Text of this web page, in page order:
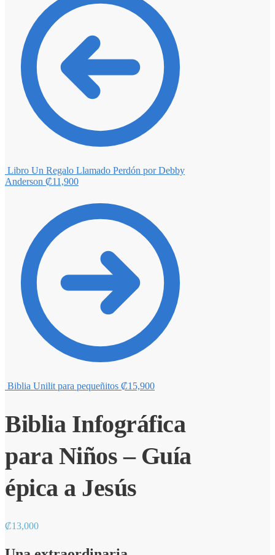
Libro Un Regalo Llamado Perdón por Debby
Anderson ₡11,900
Biblia Unilit para pequeñitos ₡15,900
Biblia Infográfica
para Niños – Guía
épica a Jesús
₡13,000